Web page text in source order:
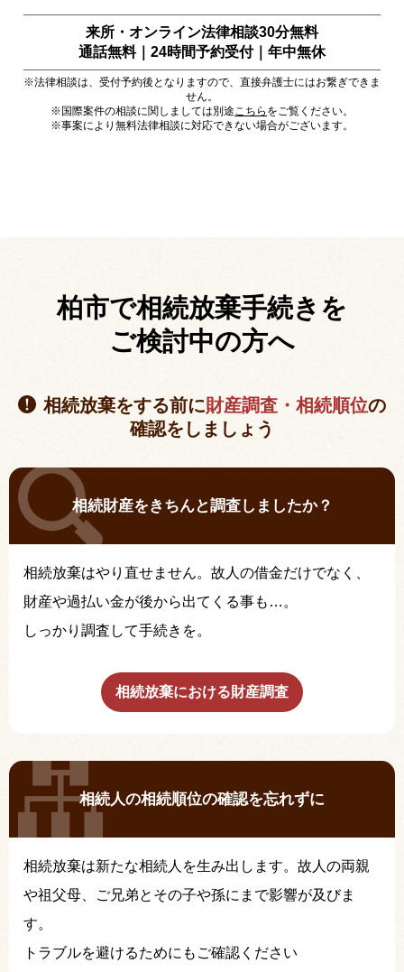
来所・オンライン法律相談30分無料
通話無料｜24時間予約受付｜ 年中無休
※法律相談は、受付予約後となりますので、直接弁護士にはお繋ぎできま
せん。
※国際案件の相談に関しましては別途こちら をご覧ください。
※事案により無料法律相談に対応できない場合がございます。
柏市で相続放棄手続きを
ご検討中の方へ
相続放棄をする前に財産調査・相続順位の
確認をしましょう
相続財産をきちんと調査しましたか？
相続放棄はやり直せません。故人の借金だけでなく、
財産や過払い金が後から出てくる事も…。
しっかり調査して手続きを。
相続放棄における財産調査
相続人の相続順位の確認を忘れずに
相続放棄は新たな相続人を生み出します。故人の両親
や祖父母、ご兄弟とその子や孫にまで影響が及びま
す。
トラブルを避けるためにもご確認ください